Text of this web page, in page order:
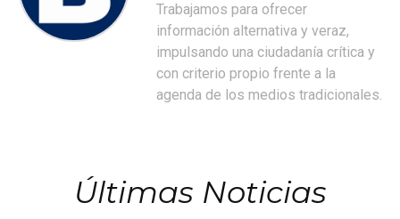
Trabajamos para ofrecer
información alternativa y veraz,
impulsando una ciudadanía crítica y
con criterio propio frente a la
agenda de los medios tradicionales.
Últimas Noticias